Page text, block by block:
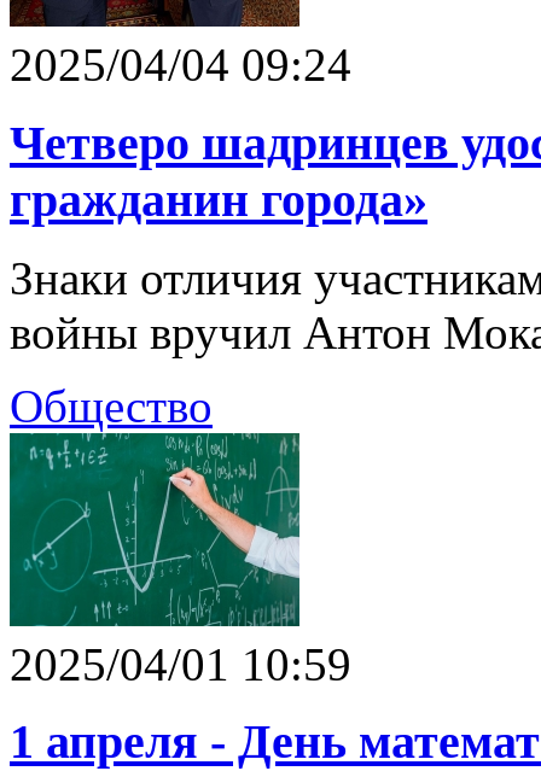
2025/04/04 09:24
Четверо шадринцев
гражданин города»
Знаки отличия
войны вручил Антон
Общество
2025/04/01 10:59
1 апреля - День